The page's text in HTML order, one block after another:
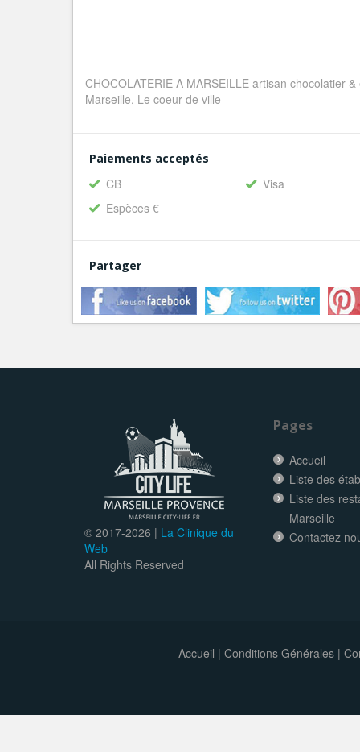
CHOCOLATERIE A MARSEILLE artisan chocolatier
Marseille, Le coeur de ville
Paiements acceptés
CB
Visa
Espèces €
Partager
© 2017-2026 | La Clinique du
Web
All Rights Reserved
Pages
Accueil
Liste des
Liste des
Marseille
Contactez
Accueil | Conditions Générales|